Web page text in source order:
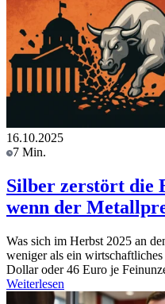
16.10.2025
7 Min.
Silber zerstört die
wenn der
Was sich im Herbst 2025 an
weniger als ein
Dollar oder 46 Euro je
Weiterlesen